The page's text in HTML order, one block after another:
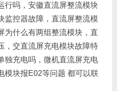
行吗，安徽直流屏整流模块
监控器故障，直流屏整流模
为什么有两组整流模块，直
，交直流屏充电模块故障特
独充电吗，微机直流屏充电
模块报E02等问题 都可以联